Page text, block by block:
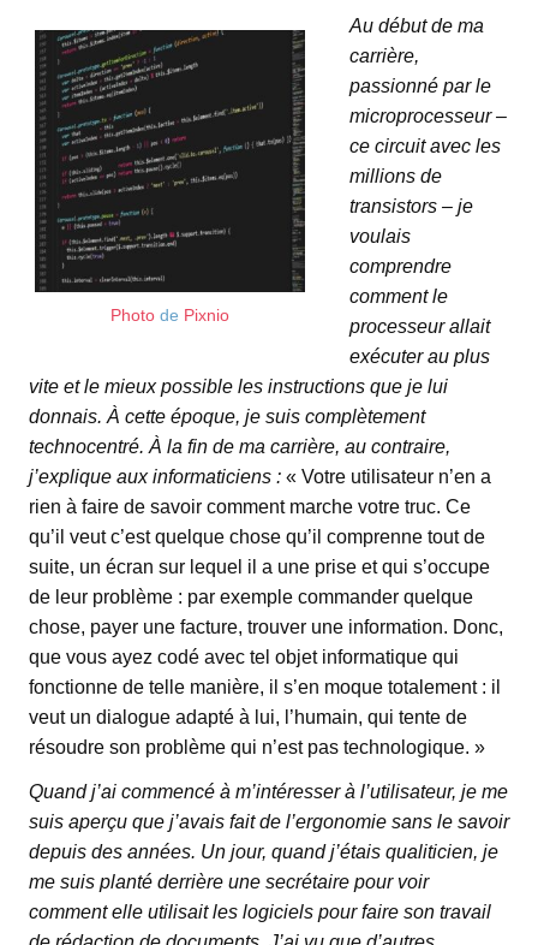
Photo de Pixnio
Au début de ma
carrière,
passionné par le
microprocesseur –
ce circuit avec les
millions de
transistors – je
voulais
comprendre
comment le
processeur allait
exécuter au plus
vite et le mieux possible les instructions que je lui
donnais. À cette époque, je suis complètement
technocentré. À la fin de ma carrière, au contraire,
j’explique aux informaticiens : « Votre utilisateur n’en a
rien à faire de savoir comment marche votre truc. Ce
qu’il veut c’est quelque chose qu’il comprenne tout de
suite, un écran sur lequel il a une prise et qui s’occupe
de leur problème : par exemple commander quelque
chose, payer une facture, trouver une information. Donc,
que vous ayez codé avec tel objet informatique qui
fonctionne de telle manière, il s’en moque totalement : il
veut un dialogue adapté à lui, l’humain, qui tente de
résoudre son problème qui n’est pas technologique. »
Quand j’ai commencé à m’intéresser à l’utilisateur, je me
suis aperçu que j’avais fait de l’ergonomie sans le savoir
depuis des années. Un jour, quand j’étais qualiticien, je
me suis planté derrière une secrétaire pour voir
comment elle utilisait les logiciels pour faire son travail